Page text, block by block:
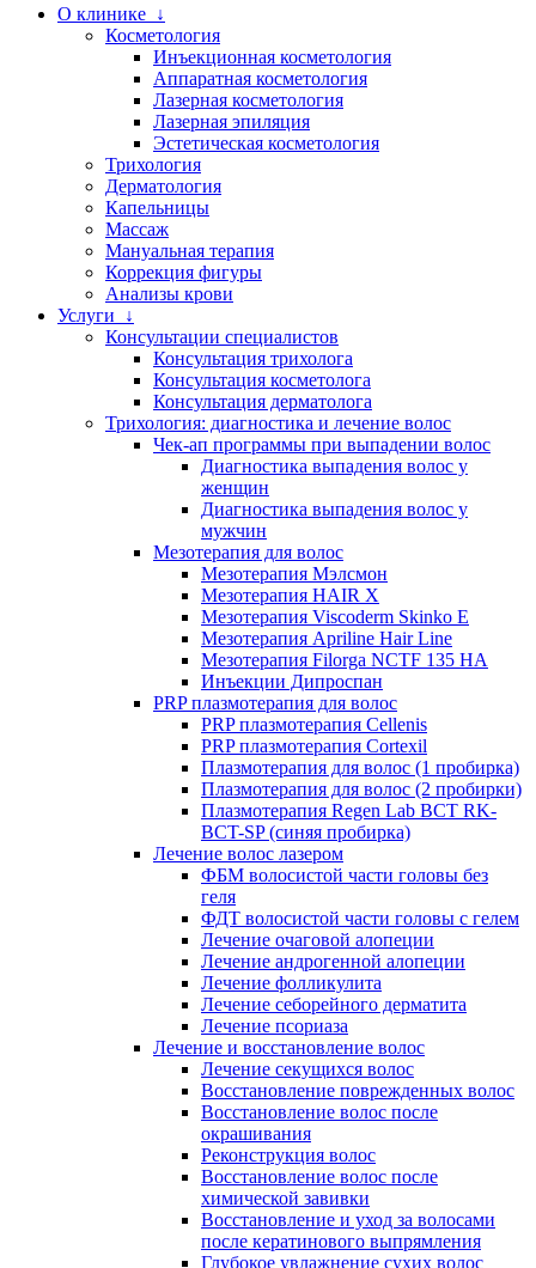
О клинике ↓
Косметология
Инъекционная косметология
Аппаратная косметология
Лазерная косметология
Лазерная эпиляция
Эстетическая косметология
Трихология
Дерматология
Капельницы
Массаж
Мануальная терапия
Коррекция фигуры
Анализы крови
Услуги ↓
Консультации специалистов
Консультация трихолога
Консультация косметолога
Консультация дерматолога
Трихология: диагностика и лечение волос
Чек-ап программы при выпадении волос
Диагностика выпадения волос у
женщин
Диагностика выпадения волос у
мужчин
Мезотерапия для волос
Мезотерапия Мэлсмон
Мезотерапия HAIR X
Мезотерапия Viscoderm Skinko E
Мезотерапия Apriline Hair Line
Мезотерапия Filorga NCTF 135 HA
Инъекции Дипроспан
PRP плазмотерапия для волос
PRP плазмотерапия Cellenis
PRP плазмотерапия Cortexil
Плазмотерапия для волос (1 пробирка)
Плазмотерапия для волос (2 пробирки)
Плазмотерапия Regen Lab BCT RK-
BCT-SP (синяя пробирка)
Лечение волос лазером
ФБМ волосистой части головы без
геля
ФДТ волосистой части головы с гелем
Лечение очаговой алопеции
Лечение андрогенной алопеции
Лечение фолликулита
Лечение себорейного дерматита
Лечение псориаза
Лечение и восстановление волос
Лечение секущихся волос
Восстановление поврежденных волос
Восстановление волос после
окрашивания
Реконструкция волос
Восстановление волос после
химической завивки
Восстановление и уход за волосами
после кератинового выпрямления
Глубокое увлажнение сухих волос